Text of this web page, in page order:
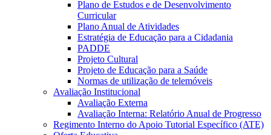
Plano de Estudos e de Desenvolvimento
Curricular
Plano Anual de Atividades
Estratégia de Educação para a Cidadania
PADDE
Projeto Cultural
Projeto de Educação para a Saúde
Normas de utilização de telemóveis
Avaliação Institucional
Avaliação Externa
Avaliação Interna: Relatório Anual de Progresso
Regimento Interno do Apoio Tutorial Específico (ATE)